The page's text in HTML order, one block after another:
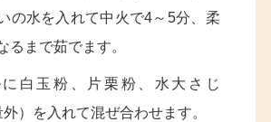
の水を入れて中火で4～5分、柔
るまで茹でます。
白玉粉、片栗粉、水大さじ
）を入れて混ぜ合わせます。